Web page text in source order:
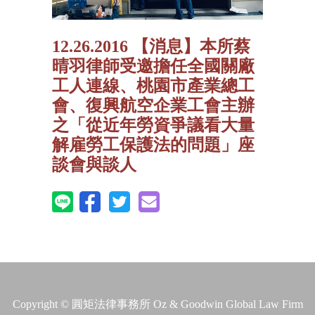
12.26.2016 【消息】本所蔡
晴羽律師受邀擔任全國關廠
工人連線、桃園市產業總工
會、復興航空企業工會主辦
之「從近年勞資爭議看大量
解雇勞工保護法的問題」座
談會與談人
Copyright © 圓矩法律事務所 Oz & Goodwin Global Law Firm